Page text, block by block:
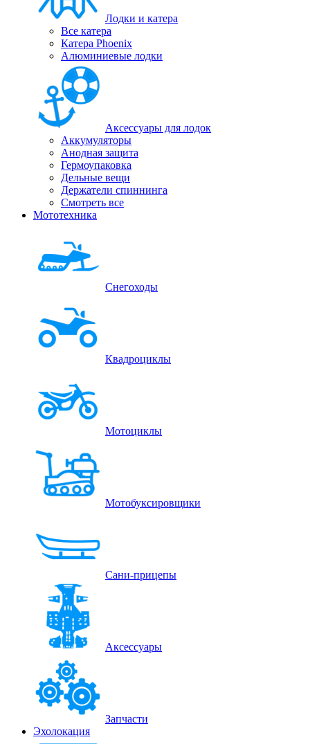
Лодки и катера
Все катера
Катера Phoenix
Алюминиевые лодки
Аксессуары для лодок
Аккумуляторы
Анодная защита
Гермоупаковка
Дельные вещи
Держатели спиннинга
Смотреть все
Мототехника
Снегоходы
Квадроциклы
Мотоциклы
Мотобуксировщики
Сани-прицепы
Аксессуары
Запчасти
Эхолокация